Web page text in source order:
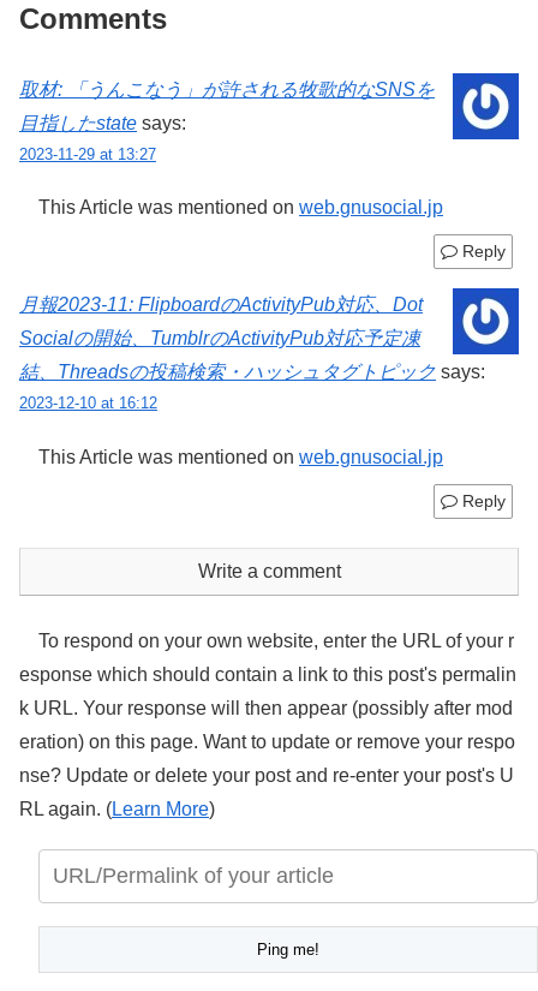
Comments
取材: 「うんこなう」が許される牧歌的なSNSを
目指したstate says:
2023-11-29 at 13:27
This Article was mentioned on web.gnusocial.jp
Reply
月報2023-11: FlipboardのActivityPub対応、Dot
Socialの開始、TumblrのActivityPub対応予定凍
結、Threadsの投稿検索・ハッシュタグトピック says:
2023-12-10 at 16:12
This Article was mentioned on web.gnusocial.jp
Reply
Write a comment
To respond on your own website, enter the URL of your r
esponse which should contain a link to this post's permalin
k URL. Your response will then appear (possibly after mod
eration) on this page. Want to update or remove your respo
nse? Update or delete your post and re-enter your post's U
RL again. (Learn More)